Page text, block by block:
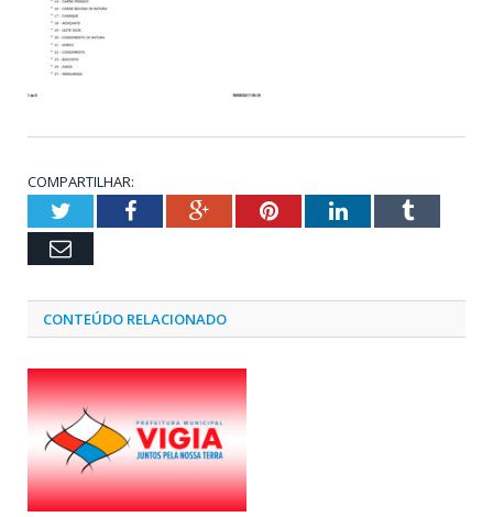
COMPARTILHAR:
TwitterFacebookGoogle+PinterestLinkedInTumblr
Email
CONTEÚDO RELACIONADO